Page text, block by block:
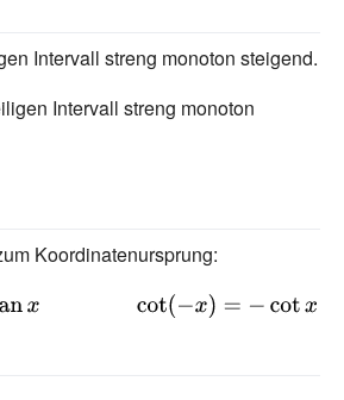
Intervall streng monoton steigend.
Intervall streng monoton
Koordinatenursprung: